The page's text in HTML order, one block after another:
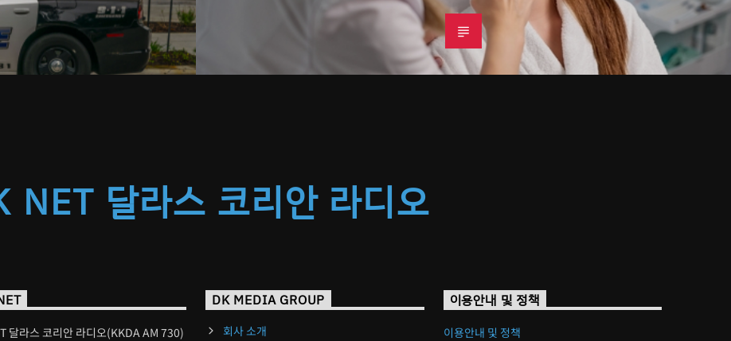
NET 달라스 코리안 라디오
달라스 코리안 라디오(KKDA AM 730)
DK MEDIA GROUP
회사 소개
이용안내 및 정책
이용안내 및 정책